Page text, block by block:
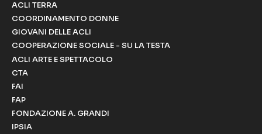
ACLI TERRA
COORDINAMENTO DONNE
GIOVANI DELLE ACLI
COOPERAZIONE SOCIALE - SU LA TESTA
ACLI ARTE E SPETTACOLO
CTA
FAI
FAP
FONDAZIONE A. GRANDI
IPSIA